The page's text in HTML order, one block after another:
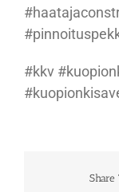
#kkv
Share